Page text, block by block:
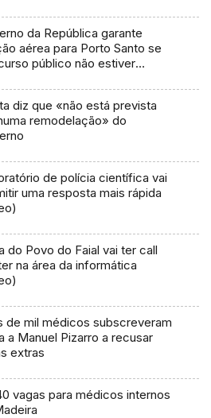
da República garante
aérea para Porto Santo se
público não estiver
diz que «não está prevista
remodelação» do
de polícia científica vai
uma resposta mais rápida
do Povo do Faial vai ter call
na área da informática
de mil médicos subscreveram
a Manuel Pizarro a recusar
extras
vagas para médicos internos